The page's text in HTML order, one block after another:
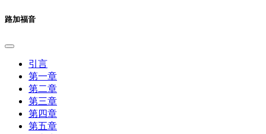
路加福音
引言
第一章
第二章
第三章
第四章
第五章